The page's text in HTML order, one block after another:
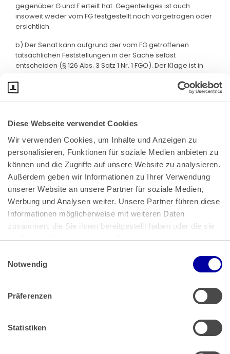
Diese Webseite verwendet Cookies
Wir verwenden Cookies, um Inhalte und Anzeigen zu
personalisieren, Funktionen für soziale Medien anbieten zu
können und die Zugriffe auf unsere Website zu analysieren.
Außerdem geben wir Informationen zu Ihrer Verwendung
unserer Website an unsere Partner für soziale Medien,
Werbung und Analysen weiter. Unsere Partner führen diese
Informationen möglicherweise mit weiteren Daten
zusammen, die Sie ihnen bereitgestellt haben oder die sie
im Rahmen Ihrer Nutzung der Dienste gesammelt haben.
Impressum
Notwendig
Präferenzen
Statistiken
gegenüber G und F erteilt hat. Gegenteiliges ist auch
insoweit weder vom FG festgestellt noch vorgetragen oder
ersichtlich.
b) Der Senat kann aufgrund der vom FG getroffenen
tatsächlichen Feststellungen in der Sache selbst
entscheiden (§ 126 Abs. 3 Satz 1 Nr. 1 FGO). Der Klage ist in
Bundeskanzlerplatz 2
53113 Bonn
Pressemitteilungen|AGB
Impressum|Datenschutz
Muster Widerrufsformular (PDF)